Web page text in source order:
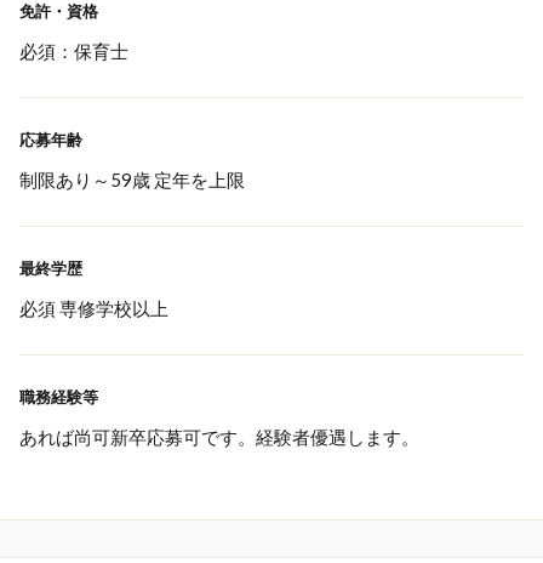
免許・資格
必須：保育士
応募年齢
制限あり～59歳 定年を上限
最終学歴
必須 専修学校以上
職務経験等
あれば尚可新卒応募可です。経験者優遇します。